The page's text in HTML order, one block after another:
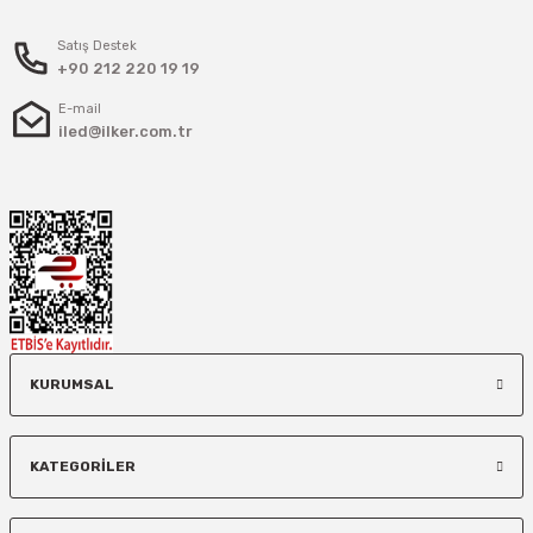
Satış Destek
+90 212 220 19 19
E-mail
iled@ilker.com.tr
KURUMSAL
KATEGORİLER